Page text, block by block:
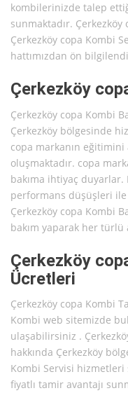
kombilerinizde talep
sunmaktadır. Çerkezköy
Çerkezköy copa Kombi
hattımızdan ön
Çerkezköy
Çerkezköy copa Kombi
Çerkezköy bölgesinde
copa markanın
oluşmaktadır. copa
bakıma ihtiyaç duyarlar.
performans düşüşleri
Çerkezköy copa Kombi
bakım yaparak her türlü
Çerkezköy
Ücretleri
Çerkezköy copa Kombi
Kombi web sitemizde
ulaşabilirsiniz .
hakkında Çerkezköy
Kombi Servisi hizmetleri
fiyatlı tamir avantajı